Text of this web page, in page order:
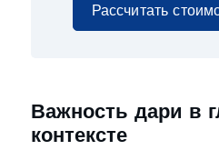
Рассчитать
Важность дари в
контексте